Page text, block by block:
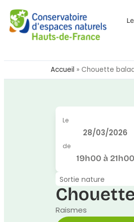
Accueil » Chouette
Le
28/03/2026
de
19h00 à 21h00
Sortie nature
Raismes